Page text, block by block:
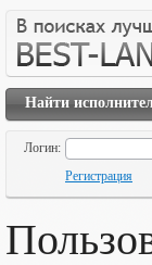
Найти
Логин:
Регистрация